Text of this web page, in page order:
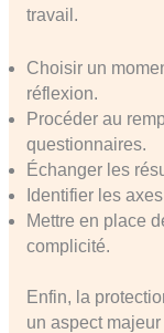
travail.
Choisir un
réflexion.
Procéder au
questionnaires.
Échanger les
Identifier les
Mettre en place
complicité.
Enfin, la
un aspect